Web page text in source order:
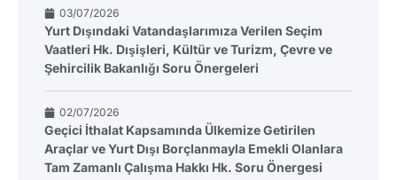
03/07/2026
Yurt Dışındaki Vatandaşlarımıza Verilen Seçim
Vaatleri Hk. Dışişleri, Kültür ve Turizm, Çevre ve
Şehircilik Bakanlığı Soru Önergeleri
02/07/2026
Geçici İthalat Kapsamında Ülkemize Getirilen
Araçlar ve Yurt Dışı Borçlanmayla Emekli Olanlara
Tam Zamanlı Çalışma Hakkı Hk. Soru Önergesi